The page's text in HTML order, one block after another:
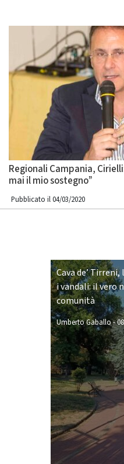
Regionali Campania,
mai il mio sostegno”
Pubblicato il 04/03/2020
Cava de’
i vandali: il vero
comunità
Umberto Gaballo-